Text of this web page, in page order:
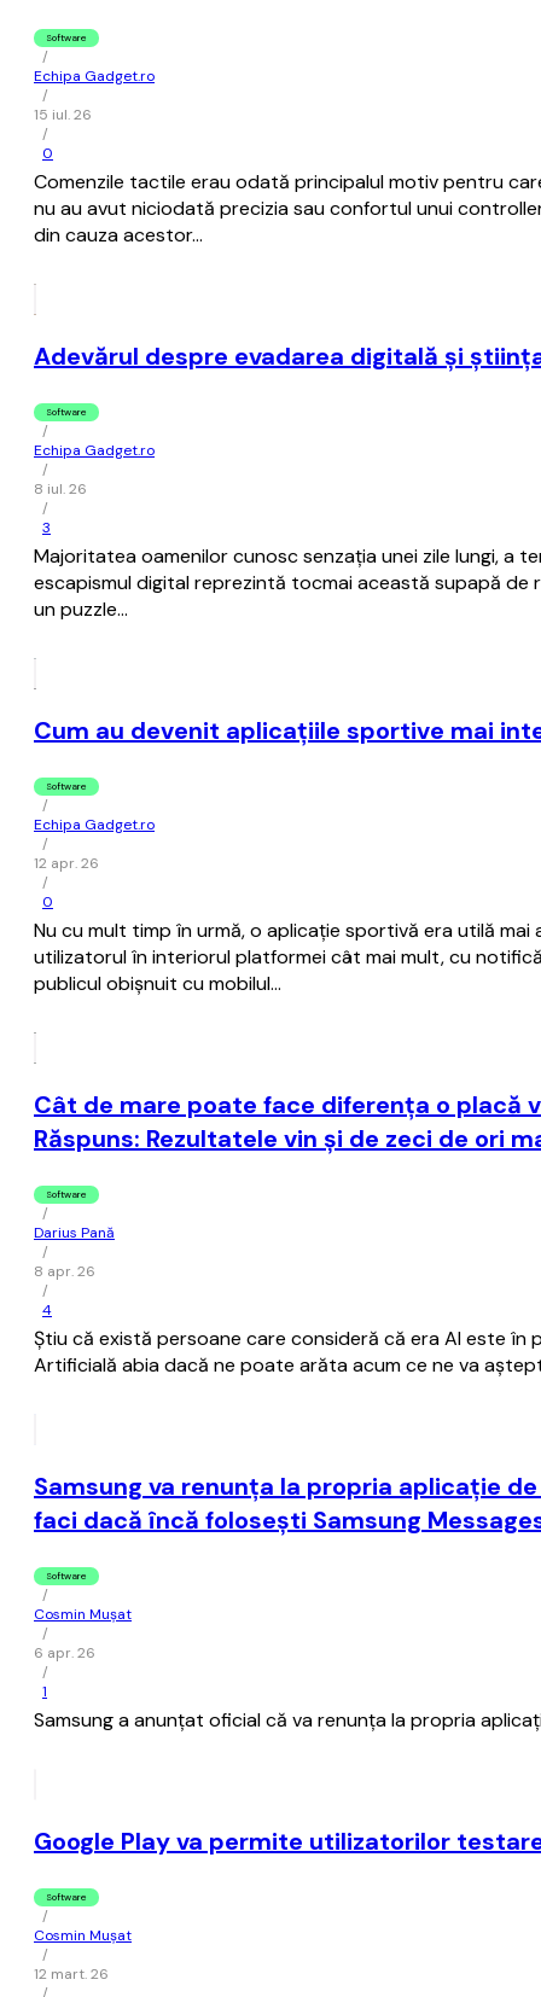
Software
/
Echipa Gadget.ro
/
15 iul. 26
/
0
Comenzile tactile erau odată principalul motiv pentru
nu au avut niciodată precizia sau confortul unui
din cauza acestor…
Adevărul despre evadarea digitală și
Software
/
Echipa Gadget.ro
/
8 iul. 26
/
3
Majoritatea oamenilor cunosc senzația unei zile lungi, a
escapismul digital reprezintă tocmai această supapă
un puzzle…
Cum au devenit aplicațiile sportive mai
Software
/
Echipa Gadget.ro
/
12 apr. 26
/
0
Nu cu mult timp în urmă, o aplicație sportivă era utilă
utilizatorul în interiorul platformei cât mai mult, cu
publicul obișnuit cu mobilul…
Cât de mare poate face diferența o placă
Răspuns: Rezultatele vin și de zeci de ori
Software
/
Darius Pană
/
8 apr. 26
/
4
Știu că există persoane care consideră că era AI este
Artificială abia dacă ne poate arăta acum ce ne va
Samsung va renunţa la propria aplicaţie
faci dacă încă foloseşti Samsung
Software
/
Cosmin Mușat
/
6 apr. 26
/
1
Samsung a anunţat oficial că va renunţa la propria
Google Play va permite utilizatorilor
Software
/
Cosmin Mușat
/
12 mart. 26